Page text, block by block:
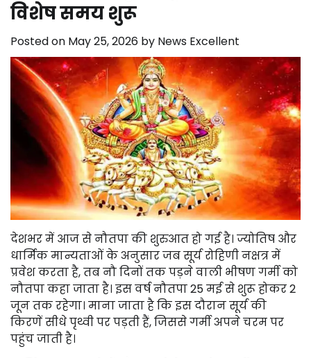
विशेष समय शुरू
Posted on May 25, 2026 by News Excellent
देशभर में आज से नौतपा की शुरुआत हो गई है। ज्योतिष और
धार्मिक मान्यताओं के अनुसार जब सूर्य रोहिणी नक्षत्र में
प्रवेश करता है, तब नौ दिनों तक पड़ने वाली भीषण गर्मी को
नौतपा कहा जाता है। इस वर्ष नौतपा 25 मई से शुरू होकर 2
जून तक रहेगा। माना जाता है कि इस दौरान सूर्य की
किरणें सीधे पृथ्वी पर पड़ती हैं, जिससे गर्मी अपने चरम पर
पहुंच जाती है।